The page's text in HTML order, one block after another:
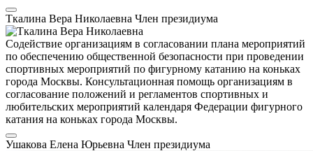
Ткалина Вера Николаевна Член президиума
Содействие организациям в согласовании плана мероприятий
по обеспечению общественной безопасности при проведении
спортивных мероприятий по фигурному катанию на коньках
города Москвы. Консультационная помощь организациям в
согласование положений и регламентов спортивных и
любительских мероприятий календаря Федерации фигурного
катания на коньках города Москвы.
Ушакова Елена Юрьевна Член президиума